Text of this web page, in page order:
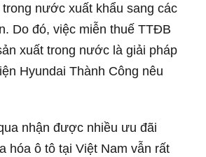
nước xuất khẩu sang các
Do đó, việc miễn thuế TTĐB
xuất trong nước là giải pháp
Hyundai Thành Công nêu
nhận được nhiều ưu đãi
hóa ô tô tại Việt Nam vẫn rất